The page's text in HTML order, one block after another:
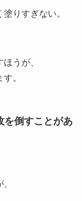
りすぎない。
うが、
。
を倒すことがあ